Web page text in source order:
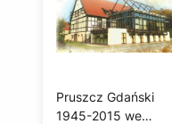
Pruszcz Gdański
1945-2015 we